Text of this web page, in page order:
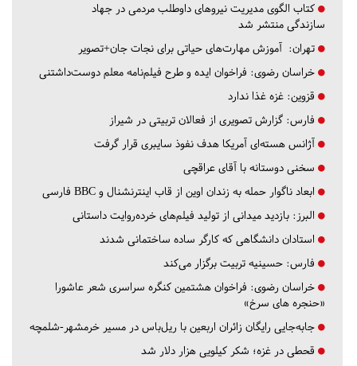
کتاب الگوی مدیریت نیروهای داوطلب مردمی در جهاد
سازندگی منتشر شد
تهران: آموزش مهارت‌های حیاتی برای نجات جان+تصویر
خراسان رضوی: فراخوان ایده و طرح فیلم‌نامه معلم دوست‌داشتنی
قزوین: غزه غذا ندارد
فارس: گزارش تصویری از فعالان تربیتی در شیراز
آژانس هسته‌ای آمریکا هدف نفوذ سایبری قرار گرفت
سخنی دوستانه با آقای عراقچی
ابعاد ناگوار حمله به زندان اوین از قاب اینترنشنال و BBC فارسی
البرز: بازدید میدانی از تولید فیلم‌های خرده‌روایت داستانی
استادان دانشگاهی که کارگر ساده ساختمانی شدند
فارس: حسینیه تربیت برگزار می‌کند
خراسان رضوی: فراخوان هشتمین کنگره سراسری شعر عاشورا
«حنجره های سرخ»
جابه‌جایی رایگان زائران اربعین با ریل‌باس در مسیر خرمشهر-شلمچه
قحطی در غزه؛ شکر کیلویی هزار دلار شد